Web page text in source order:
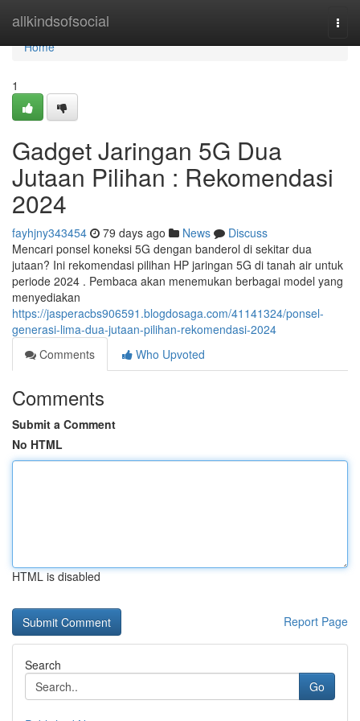
allkindsofsocial
Home
Home
1
Gadget Jaringan 5G Dua
Jutaan Pilihan : Rekomendasi
2024
fayhjny343454 79 days ago News
Discuss
Mencari ponsel koneksi 5G dengan banderol di sekitar dua
jutaan? Ini rekomendasi pilihan HP jaringan 5G di tanah air untuk
periode 2024 . Pembaca akan menemukan berbagai model yang
menyediakan
https://jasperacbs906591.blogdosaga.com/41141324/ponsel-
generasi-lima-dua-jutaan-pilihan-rekomendasi-2024
Comments
Who Upvoted
Comments
Submit a Comment
No HTML
HTML is disabled
Report Page
Search
Go